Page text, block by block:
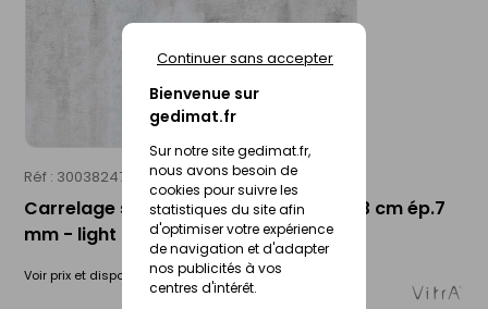
Bienvenue sur
gedimat.fr
Sur notre site gedimat.fr,
nous avons besoin de
cookies pour suivre les
statistiques du site afin
d'optimiser votre expérience
de navigation et d'adapter
nos publicités à vos
centres d'intérêt.
Continuer sans accepter
Réf : 30038247 VITRA
Carrelage sol intérieur METRO - 33 x 33 cm ép.7
mm - light grey
Voir prix et disponibilité en magasin